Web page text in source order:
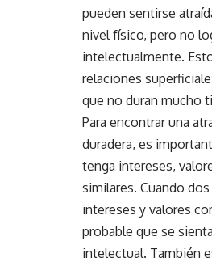
pueden sentirse
nivel físico, pero no
intelectualmente.
relaciones
que no duran mucho
Para encontrar una
duradera, es
tenga intereses,
similares. Cuando
intereses y valores
probable que se
intelectual. También